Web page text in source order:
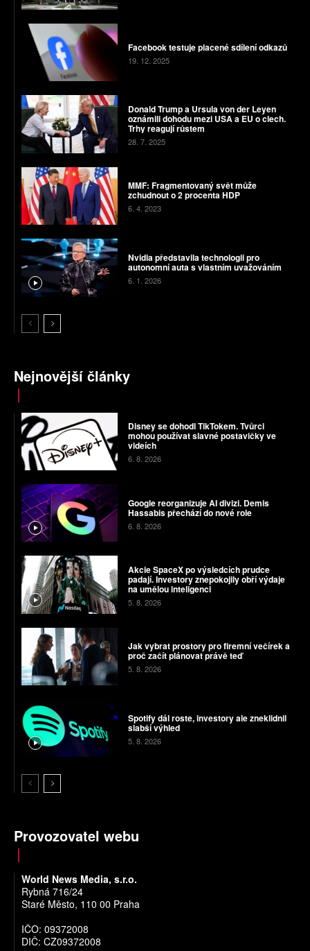
Facebook testuje placené sdílení odkazů
19. 12. 2025
Donald Trump a Ursula von der Leyen
oznámili dohodu mezi USA a EU o clech.
Trhy reagují růstem
28. 7. 2025
MMF: Fragmentovaný svět může
zchudnout o 2 procenta HDP
6. 4. 2023
Nvidia představila technologii pro
autonomní auta s vlastním uvažováním
6. 1. 2026
Nejnovější články
Disney se dohodl TikTokem. Tvůrci
mohou používat slavné postavičky ve
videích
6. 8. 2026
Google reorganizuje AI divizi. Demis
Hassabis přechází do nové role
6. 8. 2026
Akcie SpaceX po výsledcích prudce
padají. Investory znepokojily obří výdaje
na umělou inteligenci
5. 8. 2026
Jak vybrat prostory pro firemní večírek a
proč začít plánovat právě teď
5. 8. 2026
Spotify dál roste, investory ale zneklidnil
slabší výhled
5. 8. 2026
Provozovatel webu
World News Media, s.r.o.
Rybná 716/24
Staré Město, 110 00 Praha
IČO: 09372008
DIČ: CZ09372008